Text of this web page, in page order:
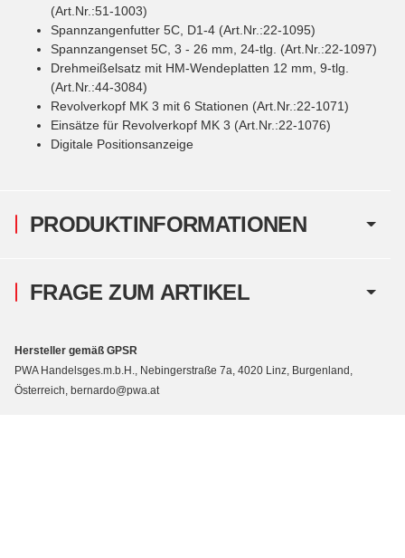
PRODUKTINFORMATIONEN
(Art.Nr.:51-1003)
Spannzangenfutter 5C, D1-4 (Art.Nr.:22-1095)
Spannzangenset 5C, 3 - 26 mm, 24-tlg. (Art.Nr.:22-1097)
Drehmeißelsatz mit HM-Wendeplatten 12 mm, 9-tlg.
(Art.Nr.:44-3084)
Revolverkopf MK 3 mit 6 Stationen (Art.Nr.:22-1071)
Einsätze für Revolverkopf MK 3 (Art.Nr.:22-1076)
Digitale Positionsanzeige
FRAGE ZUM ARTIKEL
Hersteller gemäß GPSR
PWA Handelsges.m.b.H., Nebingerstraße 7a, 4020 Linz, Burgenland,
Österreich, bernardo@pwa.at